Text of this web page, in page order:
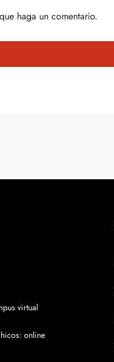
haga un comentario.
virtual
online